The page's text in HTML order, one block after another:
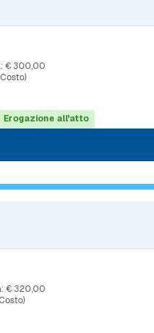
€ 300,00
Erogazione all'atto
€ 320,00